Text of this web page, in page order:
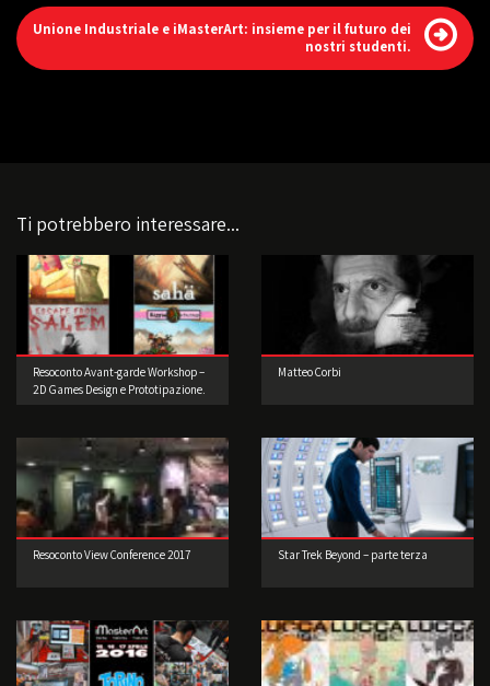
Unione Industriale e iMasterArt: insieme per il futuro dei
nostri studenti.
Ti potrebbero interessare...
Resoconto Avant-garde Workshop –
2D Games Design e Prototipazione.
Matteo Corbi
Resoconto View Conference 2017 Star Trek Beyond – parte terza